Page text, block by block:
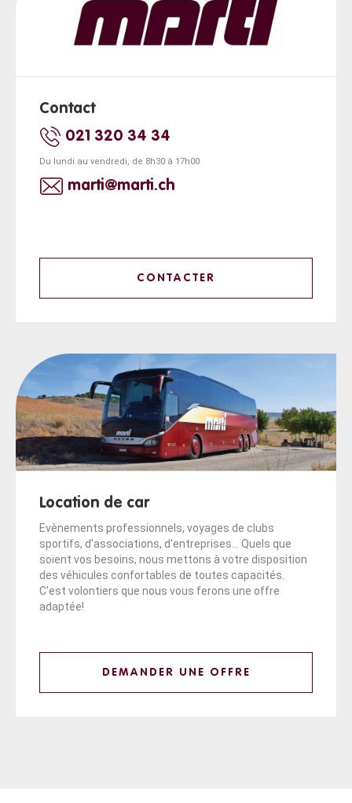
Contact
021 320 34 34
Du lundi au vendredi, de 8h30 à 17h00
marti@marti.ch
CONTACTER
Location de car
Evènements professionnels, voyages de clubs
sportifs, d'associations, d'entreprises... Quels que
soient vos besoins, nous mettons à votre disposition
des véhicules confortables de toutes capacités.
C'est volontiers que nous vous ferons une offre
adaptée!
DEMANDER UNE OFFRE